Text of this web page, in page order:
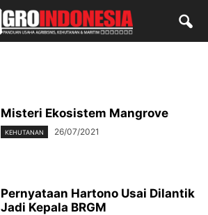
Misteri Ekosistem Mangrove
KEHUTANAN 26/07/2021
Pernyataan Hartono Usai Dilantik
Jadi Kepala BRGM